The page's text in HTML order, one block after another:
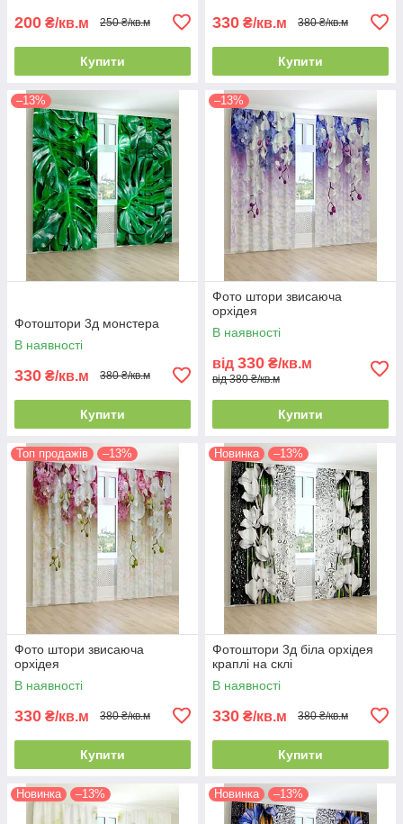
200 ₴/кв.м 250 ₴/кв.м
Купити
330 ₴/кв.м 380 ₴/кв.м
Купити
–13%
Фотоштори 3д монстера
В наявності
330 ₴/кв.м 380 ₴/кв.м
Купити
–13%
Фото штори звисаюча
орхідея
В наявності
від 330 ₴/кв.м
від 380 ₴/кв.м
Купити
Топ продажів –13%
Фото штори звисаюча
орхідея
В наявності
330 ₴/кв.м 380 ₴/кв.м
Купити
Новинка –13%
Фотоштори 3д біла орхідея
краплі на склі
В наявності
330 ₴/кв.м 380 ₴/кв.м
Купити
Новинка –13% Новинка –13%